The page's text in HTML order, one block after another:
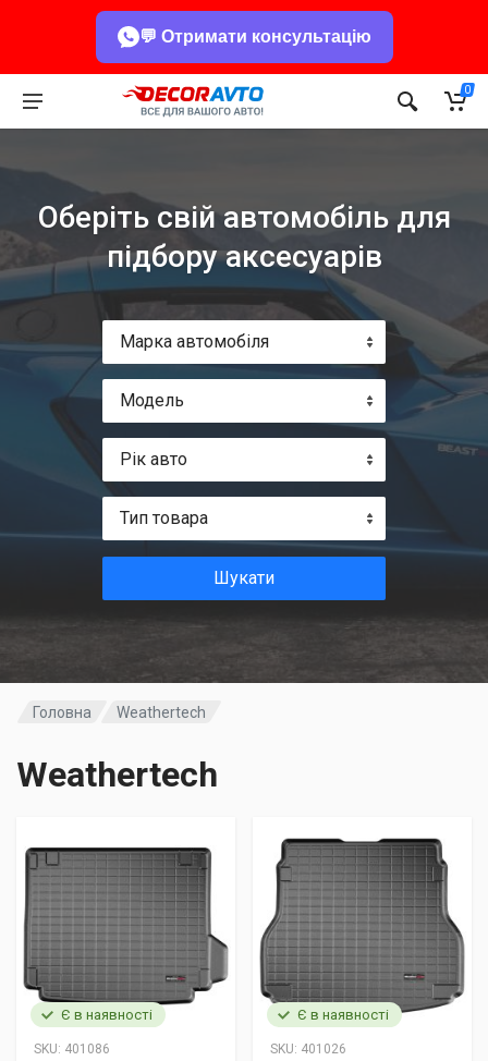
💬 Отримати консультацію
0
Оберіть свій автомобіль для
підбору аксесуарів
Марка автомобіля
Модель
Рік авто
Тип товара
Шукати
Головна Weathertech
Weathertech
Є в наявності
SKU: 401086
Є в наявності
SKU: 401026